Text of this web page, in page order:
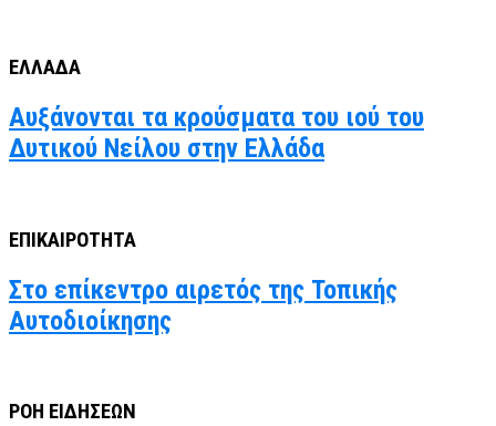
ΕΛΛΑΔΑ
Αυξάνονται τα κρούσματα του ιού του
Δυτικού Νείλου στην Ελλάδα
ΕΠΙΚΑΙΡΟΤΗΤΑ
Στο επίκεντρο αιρετός της Τοπικής
Αυτοδιοίκησης
ΡΟΗ ΕΙΔΗΣΕΩΝ